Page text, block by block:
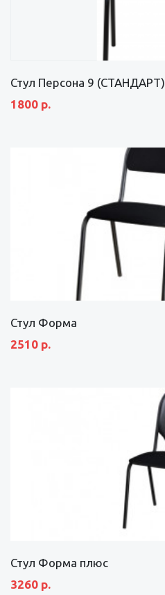
Стул Персона 9 (СТАНДАРТ)
1800 р.
Стул Форма
2510 р.
Стул Форма плюс
3260 р.